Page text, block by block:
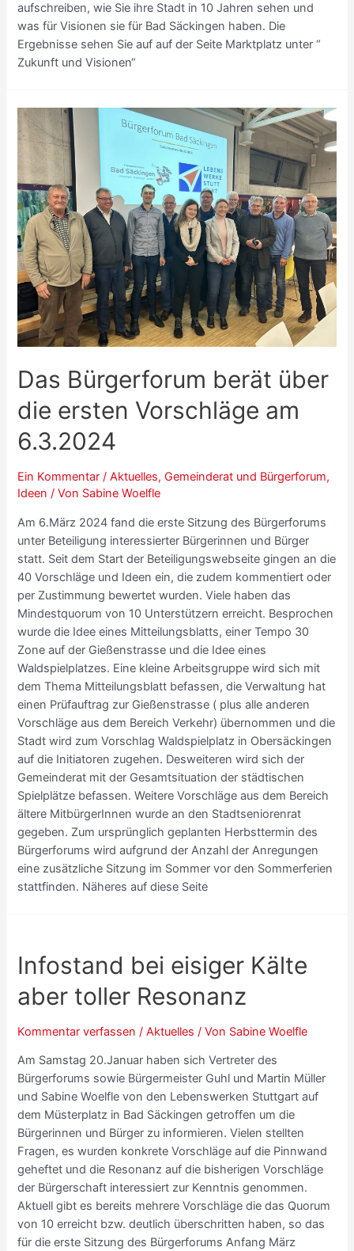
aufschreiben, wie Sie ihre Stadt in 10 Jahren sehen und
was für Visionen sie für Bad Säckingen haben. Die
Ergebnisse sehen Sie auf auf der Seite Marktplatz unter “
Zukunft und Visionen“
Das Bürgerforum berät über
die ersten Vorschläge am
6.3.2024
Ein Kommentar /Aktuelles,Gemeinderat und Bürgerforum,
Ideen / Von Sabine Woelfle
Am 6.März 2024 fand die erste Sitzung des Bürgerforums
unter Beteiligung interessierter Bürgerinnen und Bürger
statt. Seit dem Start der Beteiligungswebseite gingen an die
40 Vorschläge und Ideen ein, die zudem kommentiert oder
per Zustimmung bewertet wurden. Viele haben das
Mindestquorum von 10 Unterstützern erreicht. Besprochen
wurde die Idee eines Mitteilungsblatts, einer Tempo 30
Zone auf der Gießenstrasse und die Idee eines
Waldspielplatzes. Eine kleine Arbeitsgruppe wird sich mit
dem Thema Mitteilungsblatt befassen, die Verwaltung hat
einen Prüfauftrag zur Gießenstrasse ( plus alle anderen
Vorschläge aus dem Bereich Verkehr) übernommen und die
Stadt wird zum Vorschlag Waldspielplatz in Obersäckingen
auf die Initiatoren zugehen. Desweiteren wird sich der
Gemeinderat mit der Gesamtsituation der städtischen
Spielplätze befassen. Weitere Vorschläge aus dem Bereich
ältere MitbürgerInnen wurde an den Stadtseniorenrat
gegeben. Zum ursprünglich geplanten Herbsttermin des
Bürgerforums wird aufgrund der Anzahl der Anregungen
eine zusätzliche Sitzung im Sommer vor den Sommerferien
stattfinden. Näheres auf diese Seite
Infostand bei eisiger Kälte
aber toller Resonanz
Kommentar verfassen /Aktuelles / Von Sabine Woelfle
Am Samstag 20.Januar haben sich Vertreter des
Bürgerforums sowie Bürgermeister Guhl und Martin Müller
und Sabine Woelfle von den Lebenswerken Stuttgart auf
dem Müsterplatz in Bad Säckingen getroffen um die
Bürgerinnen und Bürger zu informieren. Vielen stellten
Fragen, es wurden konkrete Vorschläge auf die Pinnwand
geheftet und die Resonanz auf die bisherigen Vorschläge
der Bürgerschaft interessiert zur Kenntnis genommen.
Aktuell gibt es bereits mehrere Vorschläge die das Quorum
von 10 erreicht bzw. deutlich überschritten haben, so das
für die erste Sitzung des Bürgerforums Anfang März